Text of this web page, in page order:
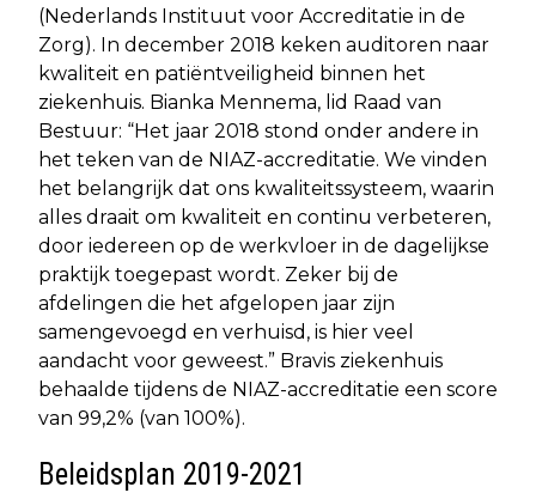
(Nederlands Instituut voor Accreditatie in de
Zorg). In december 2018 keken auditoren naar
kwaliteit en patiëntveiligheid binnen het
ziekenhuis. Bianka Mennema, lid Raad van
Bestuur: “Het jaar 2018 stond onder andere in
het teken van de NIAZ-accreditatie. We vinden
het belangrijk dat ons kwaliteitssysteem, waarin
alles draait om kwaliteit en continu verbeteren,
door iedereen op de werkvloer in de dagelijkse
praktijk toegepast wordt. Zeker bij de
afdelingen die het afgelopen jaar zijn
samengevoegd en verhuisd, is hier veel
aandacht voor geweest.” Bravis ziekenhuis
behaalde tijdens de NIAZ-accreditatie een score
van 99,2% (van 100%).
Beleidsplan 2019-2021